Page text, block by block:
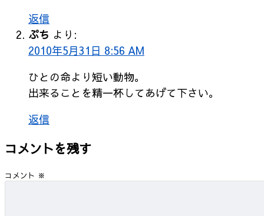
返信
ぷち より:
2010年5月31日 8:56 AM
ひとの命より短い動物。
出来ることを精一杯してあげて下さい。
返信
コメントを残す
コメント ※